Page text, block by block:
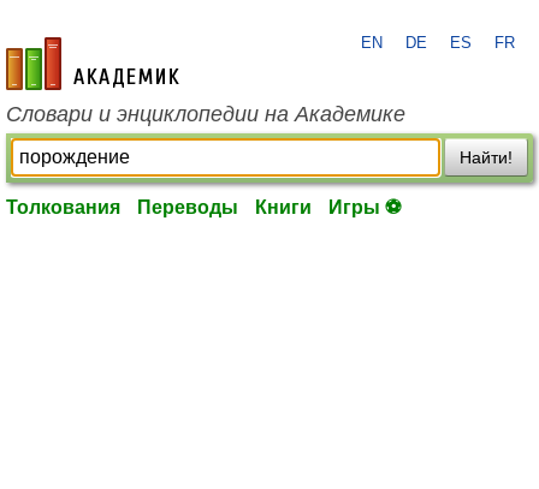
academic.ru
EN DE ES FR
Словари и энциклопедии на Академике
Найти!
Толкования Переводы Книги Игры ⚽